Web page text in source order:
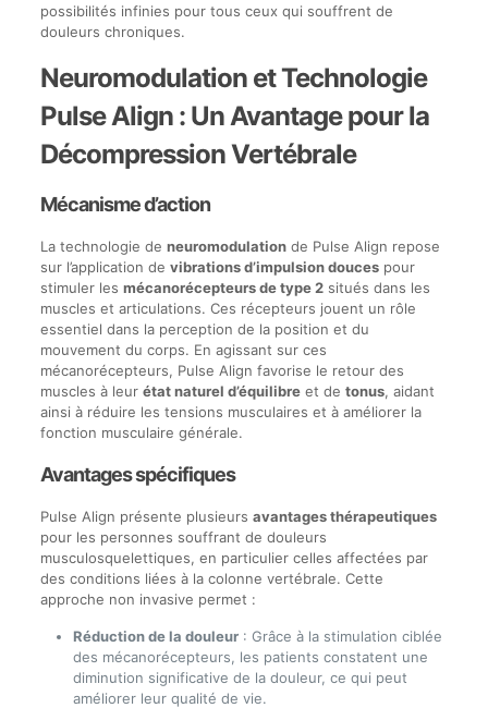
possibilités infinies pour tous ceux qui souffrent de
douleurs chroniques.
Neuromodulation et Technologie
Pulse Align : Un Avantage pour la
Décompression Vertébrale
Mécanisme d’action
La technologie de neuromodulationde Pulse Align repose
sur l’application de vibrations d’impulsion doucespour
stimuler les mécanorécepteurs de type 2situés dans les
muscles et articulations. Ces récepteurs jouent un rôle
essentiel dans la perception de la position et du
mouvement du corps. En agissant sur ces
mécanorécepteurs, Pulse Align favorise le retour des
muscles à leur état naturel d’équilibreet de tonus, aidant
ainsi à réduire les tensions musculaires et à améliorer la
fonction musculaire générale.
Avantages spécifiques
Pulse Align présente plusieurs avantages thérapeutiques
pour les personnes souffrant de douleurs
musculosquelettiques, en particulier celles affectées par
des conditions liées à la colonne vertébrale. Cette
approche non invasive permet :
Réduction de la douleur: Grâce à la stimulation ciblée
des mécanorécepteurs, les patients constatent une
diminution significative de la douleur, ce qui peut
améliorer leur qualité de vie.